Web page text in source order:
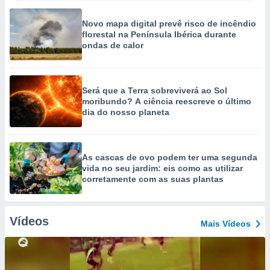
Novo mapa digital prevê risco de incêndio
florestal na Península Ibérica durante
ondas de calor
Será que a Terra sobreviverá ao Sol
moribundo? A ciência reescreve o último
dia do nosso planeta
As cascas de ovo podem ter uma segunda
vida no seu jardim: eis como as utilizar
corretamente com as suas plantas
Vídeos Mais Vídeos